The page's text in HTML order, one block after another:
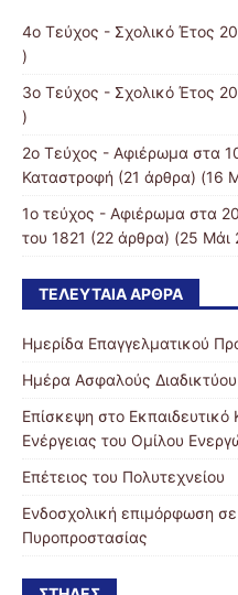
4ο Τεύχος - Σχολικό Έτος
)
3ο Τεύχος - Σχολικό Έτος
)
2ο Τεύχος - Αφιέρωμα στα
Καταστροφή (21 άρθρα) (16
1ο τεύχος - Αφιέρωμα στα
του 1821 (22 άρθρα) (25 Μάι
ΤΕΛΕΥΤΑΊΑ ΆΡΘΡΑ
Ημερίδα Επαγγελματικού
Ημέρα Ασφαλούς Διαδικτύου
Επίσκεψη στο
Ενέργειας του Ομίλου
Επέτειος του Πολυτεχνείου
Ενδοσχολική επιμόρφωση
Πυροπροστασίας